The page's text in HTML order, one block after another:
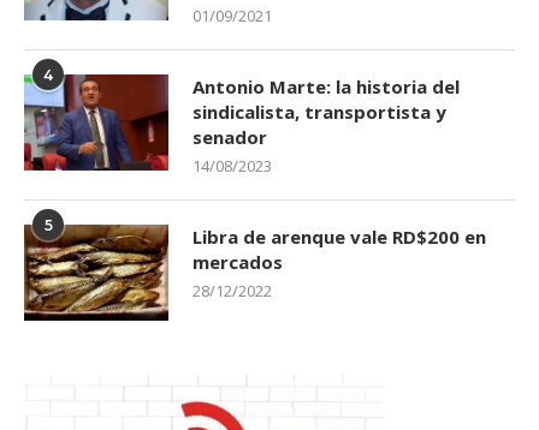
01/09/2021
4
Antonio Marte: la historia del
sindicalista, transportista y
senador
14/08/2023
5
Libra de arenque vale RD$200 en
mercados
28/12/2022